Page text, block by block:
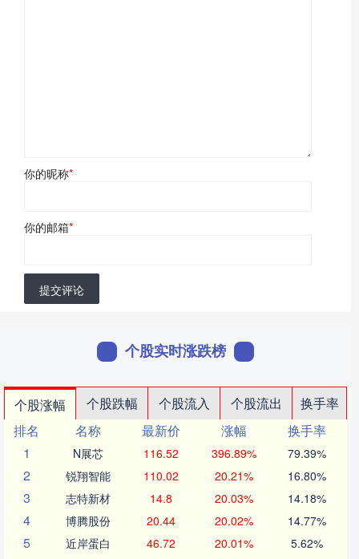
你的昵称*
你的邮箱*
提交评论
个股实时涨跌榜
个股涨幅 个股跌幅 个股流入 个股流出
换手率
排名
名称 最新价 涨幅
换手率
1
N展芯 116.52 396.89% 79.39%
2 锐翔智能 110.02 20.21% 16.80%
3 志特新材 14.8 20.03% 14.18%
4 博腾股份 20.44 20.02% 14.77%
5 近岸蛋白 46.72 20.01% 5.62%